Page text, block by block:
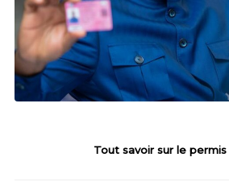
Tout savoir sur le